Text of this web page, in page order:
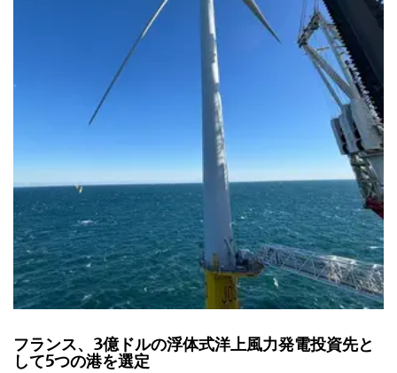
フランス、3億ドルの浮体式洋上風力発電投資先と
して5つの港を選定